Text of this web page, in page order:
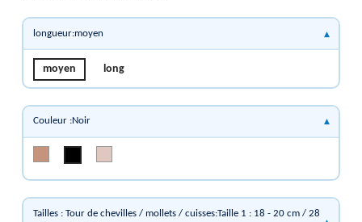
longueur:moyen
moyen long
Couleur :Noir
Tailles : Tour de chevilles / mollets / cuisses:Taille 1 : 18 - 20 cm / 28